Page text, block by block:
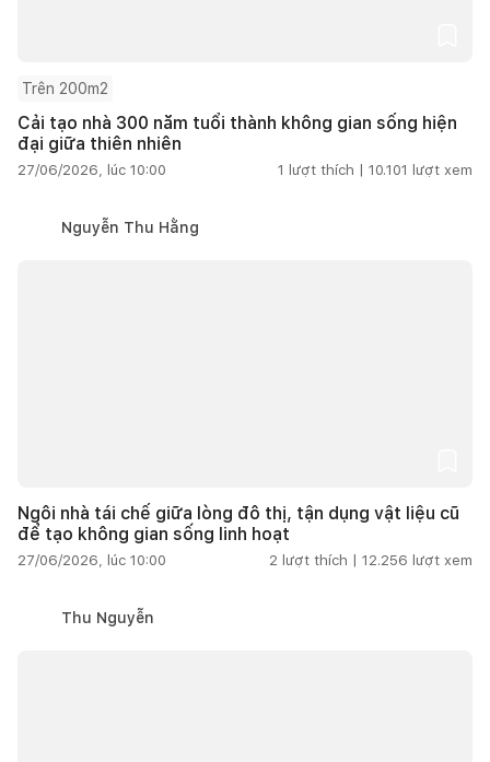
Trên 200m2
Cải tạo nhà 300 năm tuổi thành không gian sống hiện
đại giữa thiên nhiên
27/06/2026, lúc 10:00 1 lượt thích | 10.101 lượt xem
Nguyễn Thu Hằng
Ngôi nhà tái chế giữa lòng đô thị, tận dụng vật liệu cũ
để tạo không gian sống linh hoạt
27/06/2026, lúc 10:00 2 lượt thích | 12.256 lượt xem
Thu Nguyễn